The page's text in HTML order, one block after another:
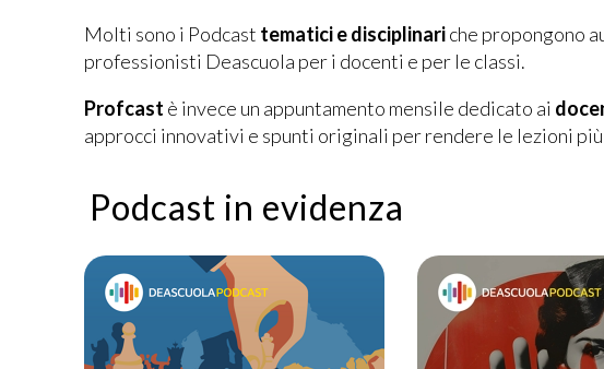
Molti sono i Podcast tematici e disciplinariche propongono
professionisti Deascuola per i docenti e per le classi.
Profcast è invece un appuntamento mensile dedicato ai
approcci innovativi e spunti originali per rendere le lezioni
Podcast in evidenza